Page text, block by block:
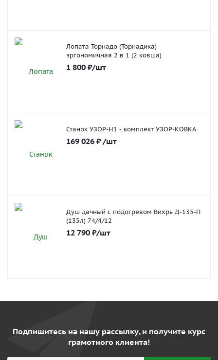
Лопата Торнадо (Торнадика)
эргономичная 2 в 1 (2 ковша)
1 800 ₽/шт
Станок УЗОР-Н1 - комплект УЗОР-КОВКА
169 026 ₽ /шт
Душ дачный с подогревом Вихрь Д-135-П
(135л) 74/4/12
12 790 ₽/шт
Подпишитесь на нашу рассылку, и получите курс
грамотного клиента!